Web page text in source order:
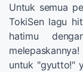
Untuk semua
TokiSen lagu
hatimu
untuk "gyutto!"